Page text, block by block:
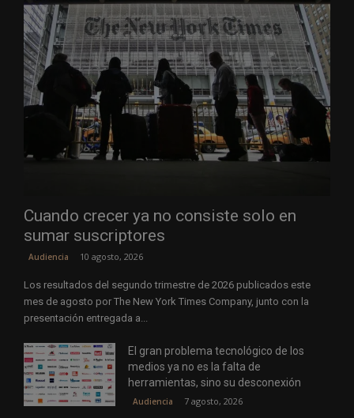
Cuando crecer ya no consiste solo en
sumar suscriptores
Audiencia 10 agosto, 2026
Los resultados del segundo trimestre de 2026 publicados este
mes de agosto por The New York Times Company, junto con la
presentación entregada a...
El gran problema tecnológico de los
medios ya no es la falta de
herramientas, sino su desconexión
Audiencia 7 agosto, 2026